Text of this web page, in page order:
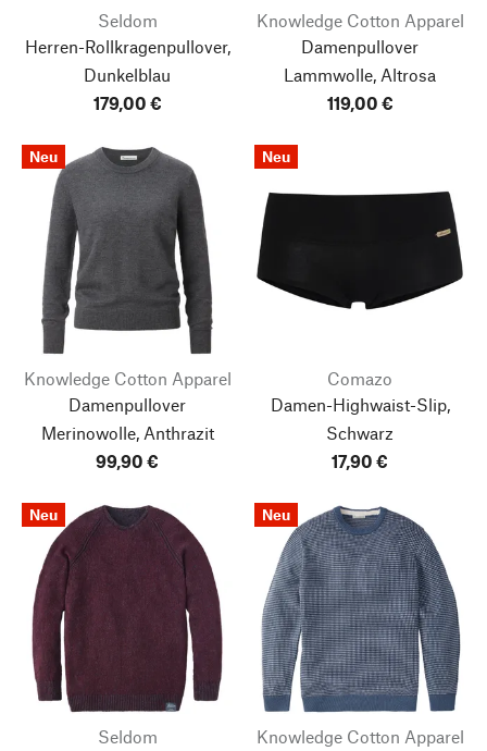
Seldom
Herren-Rollkragenpullover,
Dunkelblau
179,00 €
Knowledge Cotton Apparel
Damenpullover
Lammwolle, Altrosa
119,00 €
Neu
Knowledge Cotton Apparel
Damenpullover
Merinowolle, Anthrazit
99,90 €
Neu
Comazo
Damen-Highwaist-Slip,
Schwarz
17,90 €
Neu
Seldom
Neu
Knowledge Cotton Apparel